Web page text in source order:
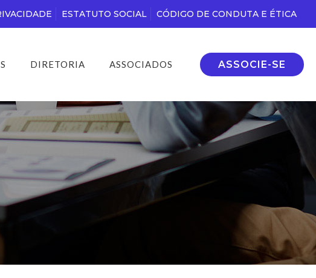
ESTATUTO SOCIAL CÓDIGO DE CONDUTA E ÉTICA
DIRETORIA ASSOCIADOS ASSOCIE-SE